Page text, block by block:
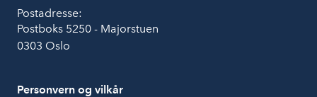
Postadresse:
Postboks 5250 - Majorstuen
0303 Oslo
Personvern og vilkår